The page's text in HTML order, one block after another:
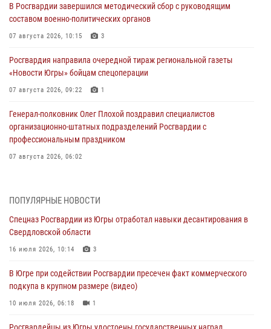
В Росгвардии завершился методический сбор с руководящим
составом военно-политических органов
07 августа 2026, 10:15 3
Росгвардия направила очередной тираж региональной газеты
«Новости Югры» бойцам спецоперации
07 августа 2026, 09:22 1
Генерал-полковник Олег Плохой поздравил специалистов
организационно-штатных подразделений Росгвардии с
профессиональным праздником
07 августа 2026, 06:02
Военнослужащие Росгвардии сбили дрон-разведчик ВСУ на южном
направлении
Офицеры Росгвардии и ветераны войск правопорядка почтили
память генерала армии Ивана Кирилловича Яковлева
ПОПУЛЯРНЫЕ НОВОСТИ
Спецназ Росгвардии из Югры отработал навыки десантирования в
Свердловской области
16 июля 2026, 10:14 3
В Югре при содействии Росгвардии пресечен факт коммерческого
подкупа в крупном размере (видео)
10 июля 2026, 06:18 1